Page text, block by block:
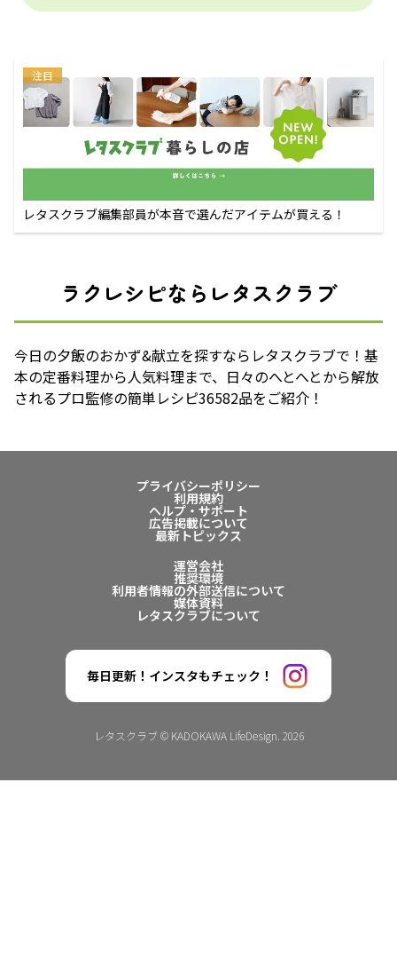
注目
レタスクラブ編集部員が本音で選んだアイテムが買える！
ラクレシピならレタスクラブ
今日の夕飯のおかず&献立を探すならレタスクラブで！基
本の定番料理から人気料理まで、日々のへとへとから解放
されるプロ監修の簡単レシピ36582品をご紹介！
プライバシーポリシー
利用規約
ヘルプ・サポート
広告掲載について
最新トピックス
運営会社
推奨環境
利用者情報の外部送信について
媒体資料
レタスクラブについて
毎日更新！インスタもチェック！
レタスクラブ © KADOKAWA LifeDesign. 2026